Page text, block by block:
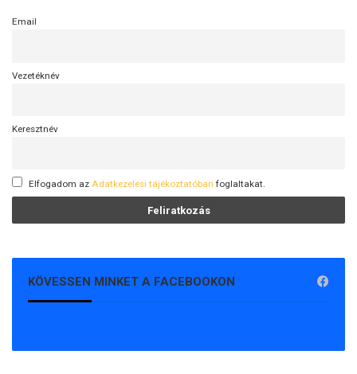
Email
Vezetéknév
Keresztnév
Elfogadom az Adatkezelési tájékoztatóban foglaltakat.
KÖVESSEN MINKET A FACEBOOKON